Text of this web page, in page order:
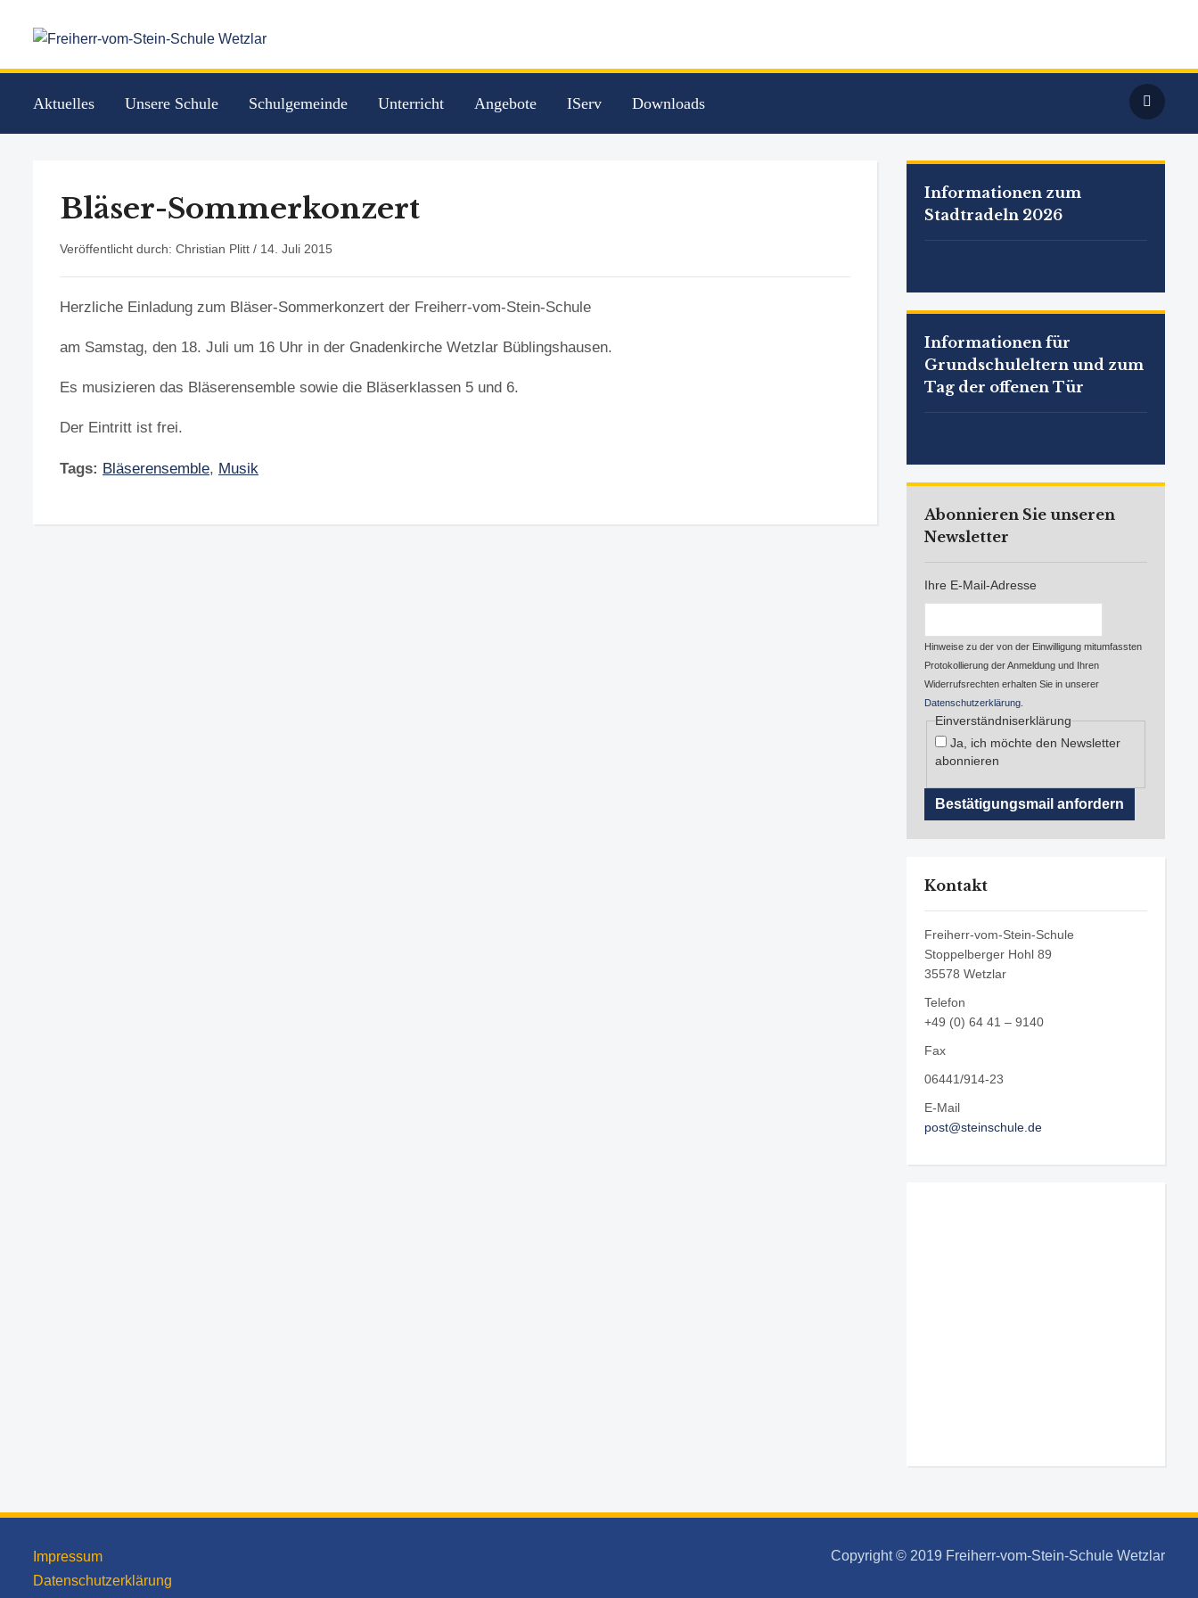
Aktuelles Unsere Schule Schulgemeinde Unterricht Angebote IServ Downloads
Bläser-Sommerkonzert
Veröffentlicht durch: Christian Plitt / 14. Juli 2015
Herzliche Einladung zum Bläser-Sommerkonzert der Freiherr-vom-Stein-Schule
am Samstag, den 18. Juli um 16 Uhr in der Gnadenkirche Wetzlar Büblingshausen.
Es musizieren das Bläserensemble sowie die Bläserklassen 5 und 6.
Der Eintritt ist frei.
Tags: Bläserensemble, Musik
Informationen zum
Stadtradeln 2026
Informationen für
Grundschuleltern und zum
Tag der offenen Tür
Abonnieren Sie unseren
Newsletter
Ihre E-Mail-Adresse
Hinweise zu der von der Einwilligung mitumfassten
Protokollierung der Anmeldung und Ihren
Widerrufsrechten erhalten Sie in unserer
Datenschutzerklärung
Einverständniserklärung
Ja, ich möchte den Newsletter
abonnieren
Kontakt
Freiherr-vom-Stein-Schule
Stoppelberger Hohl 89
35578 Wetzlar
Telefon
+49 (0) 64 41 – 9140
Fax
06441/914-23
E-Mail
post@steinschule.de
Impressum
Datenschutzerklärung
Copyright © 2019 Freiherr-vom-Stein-Schule Wetzlar